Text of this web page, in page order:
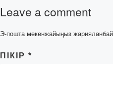
Leave a comment
Э-пошта мекенжайыңыз
ПІКІР *